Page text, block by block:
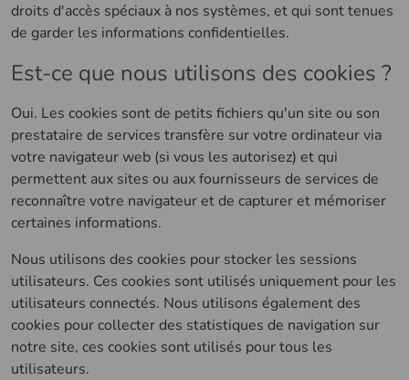
droits d'accès spéciaux à nos systèmes, et qui sont tenues
de garder les informations confidentielles.
Est-ce que nous utilisons des cookies ?
Oui. Les cookies sont de petits fichiers qu'un site ou son
prestataire de services transfère sur votre ordinateur via
votre navigateur web (si vous les autorisez) et qui
permettent aux sites ou aux fournisseurs de services de
reconnaître votre navigateur et de capturer et mémoriser
certaines informations.
Nous utilisons des cookies pour stocker les sessions
utilisateurs. Ces cookies sont utilisés uniquement pour les
utilisateurs connectés. Nous utilisons également des
cookies pour collecter des statistiques de navigation sur
notre site, ces cookies sont utilisés pour tous les
utilisateurs.